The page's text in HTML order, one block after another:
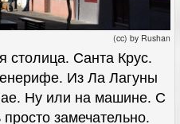
(cc) by Rushan
столица. Санта Крус.
Из Ла Лагуны
Ну или на машине. С
замечательно.